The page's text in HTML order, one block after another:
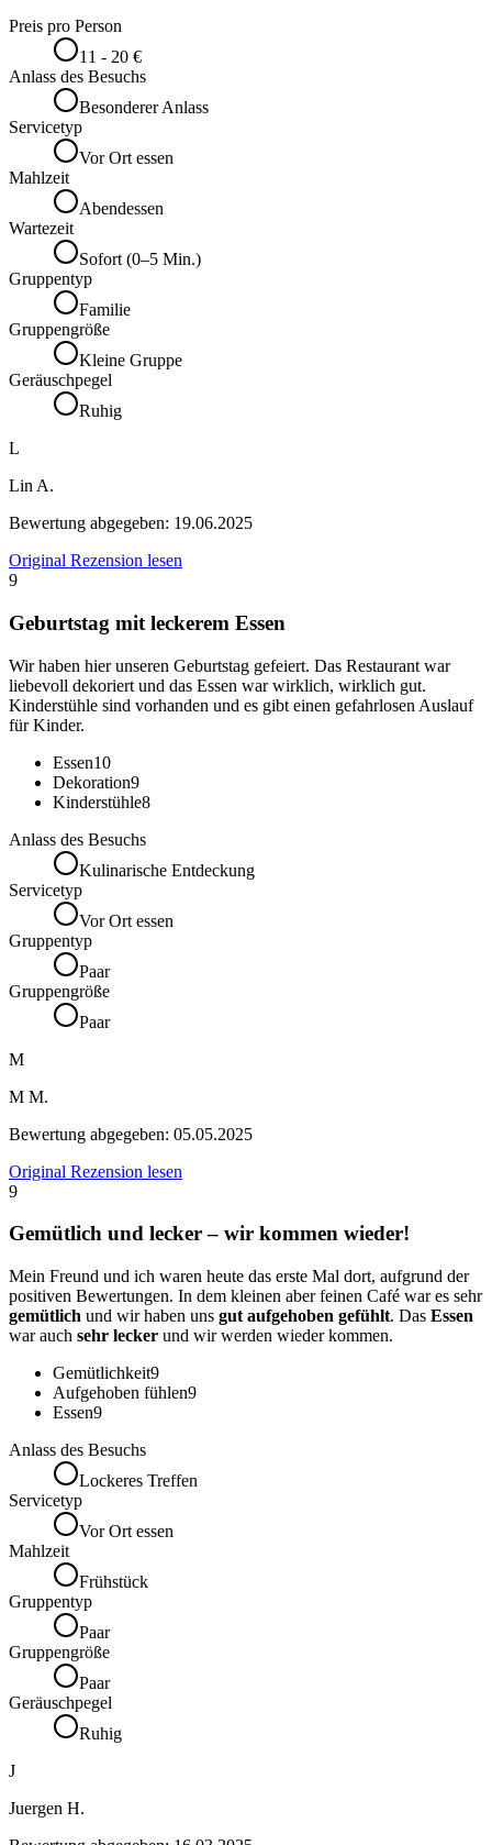
Preis pro Person
11 - 20 €
Anlass des Besuchs
Besonderer Anlass
Servicetyp
Vor Ort essen
Mahlzeit
Abendessen
Wartezeit
Sofort (0–5 Min.)
Gruppentyp
Familie
Gruppengröße
Kleine Gruppe
Geräuschpegel
Ruhig
L
Lin A.
Bewertung abgegeben: 19.06.2025
Original Rezension lesen
9
Geburtstag mit leckerem Essen
Wir haben hier unseren Geburtstag gefeiert. Das Restaurant war
liebevoll dekoriert und das Essen war wirklich, wirklich gut.
Kinderstühle sind vorhanden und es gibt einen gefahrlosen Auslauf
für Kinder.
Essen10
Dekoration9
Kinderstühle8
Anlass des Besuchs
Kulinarische Entdeckung
Servicetyp
Vor Ort essen
Gruppentyp
Paar
Gruppengröße
Paar
M
M M.
Bewertung abgegeben: 05.05.2025
Original Rezension lesen
9
Gemütlich und lecker – wir kommen wieder!
Mein Freund und ich waren heute das erste Mal dort, aufgrund der
positiven Bewertungen. In dem kleinen aber feinen Café war es sehr
gemütlich und wir haben uns gut aufgehoben gefühlt. Das Essen
war auch sehr lecker und wir werden wieder kommen.
Gemütlichkeit9
Aufgehoben fühlen9
Essen9
Anlass des Besuchs
Lockeres Treffen
Servicetyp
Vor Ort essen
Mahlzeit
Frühstück
Gruppentyp
Paar
Gruppengröße
Paar
Geräuschpegel
Ruhig
J
Juergen H.